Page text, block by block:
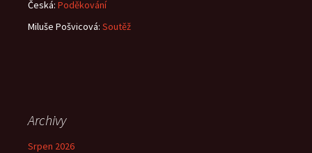
Česká: Poděkování
Miluše Pošvicová: Soutěž
Archivy
Srpen 2026